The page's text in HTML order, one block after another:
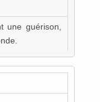
une guérison,